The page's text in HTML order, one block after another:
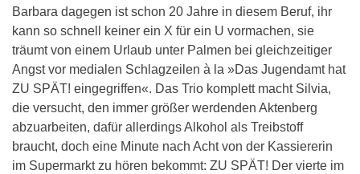
Barbara dagegen ist schon 20 Jahre in diesem Beruf, ihr
kann so schnell keiner ein X für ein U vormachen, sie
träumt von einem Urlaub unter Palmen bei gleichzeitiger
Angst vor medialen Schlagzeilen à la »Das Jugendamt hat
ZU SPÄT! eingegriffen«. Das Trio komplett macht Silvia,
die versucht, den immer größer werdenden Aktenberg
abzuarbeiten, dafür allerdings Alkohol als Treibstoff
braucht, doch eine Minute nach Acht von der Kassiererin
im Supermarkt zu hören bekommt: ZU SPÄT! Der vierte im